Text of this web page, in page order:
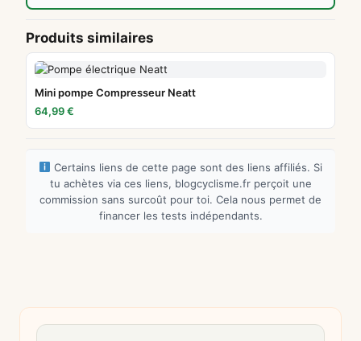
Produits similaires
Mini pompe Compresseur Neatt
64,99 €
Certains liens de cette page sont des liens affiliés. Si
tu achètes via ces liens, blogcyclisme.fr perçoit une
commission sans surcoût pour toi. Cela nous permet de
financer les tests indépendants.